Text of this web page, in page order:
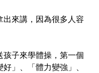
出來講，因為很多人容
孩子來學體操，第一個
」、「體力變強」、